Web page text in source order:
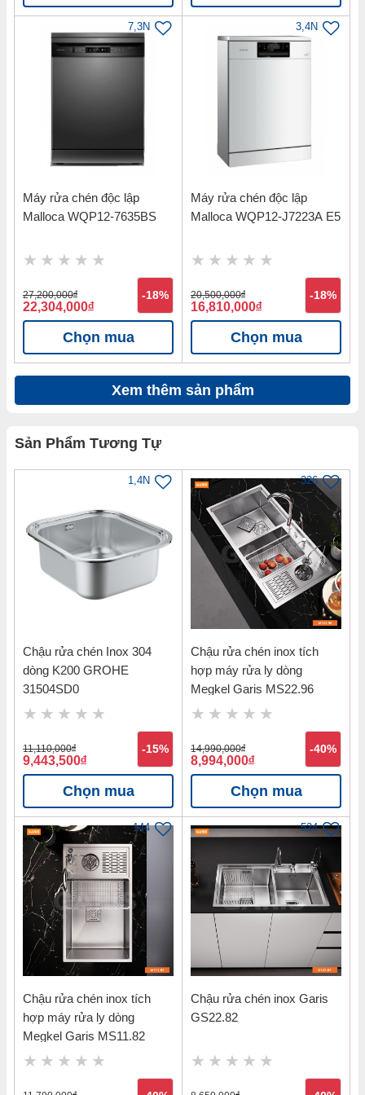
7,3N
Máy rửa chén độc lập
Malloca WQP12-7635BS
27,200,000đ
22,304,000đ
-18%
Chọn mua
3,4N
Máy rửa chén độc lập
Malloca WQP12-J7223A E5
20,500,000đ
16,810,000đ
-18%
Chọn mua
Xem thêm sản phẩm
Sản Phẩm Tương Tự
1,4N
Chậu rửa chén Inox 304
dòng K200 GROHE
31504SD0
11,110,000đ
9,443,500đ
-15%
Chọn mua
326
Chậu rửa chén inox tích
hợp máy rửa ly dòng
Megkel Garis MS22.96
14,990,000đ
8,994,000đ
-40%
Chọn mua
144
Chậu rửa chén inox tích
hợp máy rửa ly dòng
Megkel Garis MS11.82
524
Chậu rửa chén inox Garis
GS22.82